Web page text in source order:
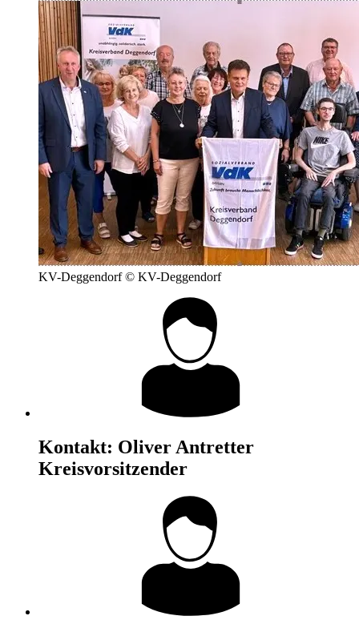
KV-Deggendorf © KV-Deggendorf
Kontakt: Oliver Antretter
Kreisvorsitzender